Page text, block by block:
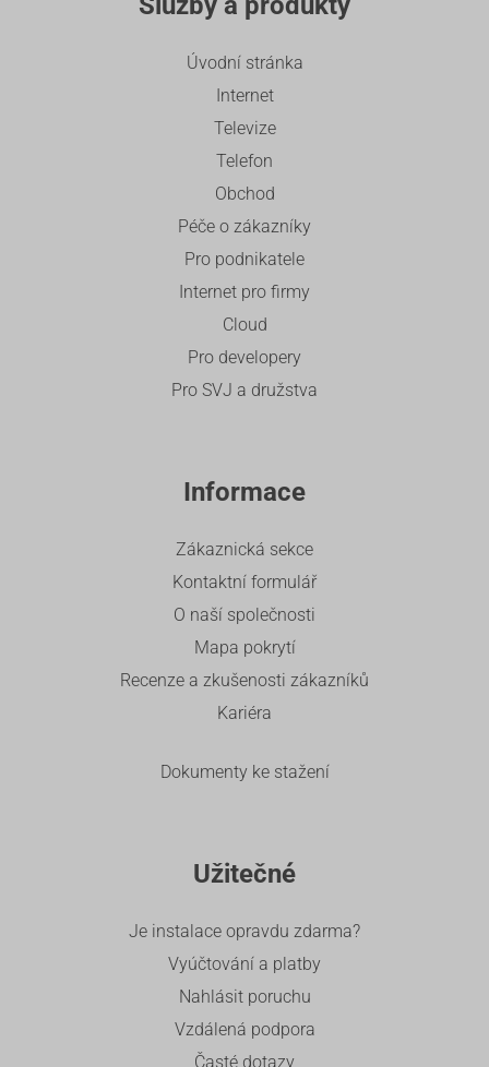
Úvodní stránka
Internet
Televize
Telefon
Obchod
Péče o zákazníky
Pro podnikatele
Internet pro firmy
Cloud
Pro developery
Pro SVJ a družstva
Informace
Zákaznická sekce
Kontaktní formulář
O naší společnosti
Mapa pokrytí
Recenze a zkušenosti zákazníků
Kariéra
Dokumenty ke stažení
Užitečné
Je instalace opravdu zdarma?
Vyúčtování a platby
Nahlásit poruchu
Vzdálená podpora
Časté dotazy